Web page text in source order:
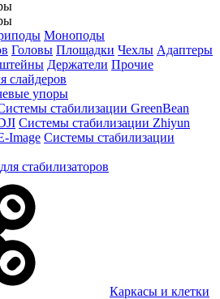
Моноподы
Головы Площадки Чехлы Адаптеры
Держатели Прочие
слайдеров
упоры
стабилизации GreenBean
Системы стабилизации Zhiyun
Image Системы стабилизации
стабилизаторов
Каркасы и клетки